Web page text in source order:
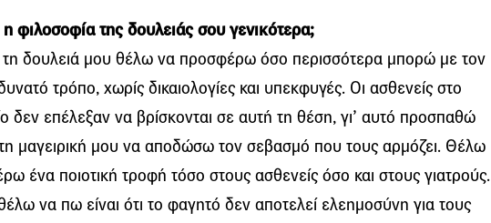
η φιλοσοφία της δουλειάς σου γενικότερα;
δουλειά μου θέλω να προσφέρω όσο περισσότερα μπορώ με τον
τρόπο, χωρίς δικαιολογίες και υπεκφυγές. Οι ασθενείς στο
δεν επέλεξαν να βρίσκονται σε αυτή τη θέση, γι’ αυτό προσπαθώ
μαγειρική μου να αποδώσω τον σεβασμό που τους αρμόζει. Θέλω
ένα ποιοτική τροφή τόσο στους ασθενείς όσο και στους γιατρούς.
να πω είναι ότι το φαγητό δεν αποτελεί ελεημοσύνη για τους